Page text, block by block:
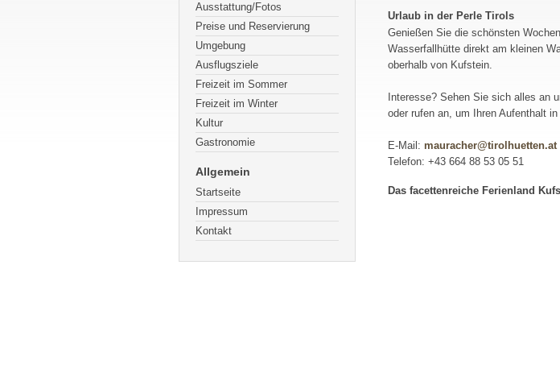
Ausstattung/Fotos
Preise und Reservierung
Umgebung
Ausflugsziele
Freizeit im Sommer
Freizeit im Winter
Kultur
Gastronomie
Allgemein
Startseite
Impressum
Kontakt
Urlaub in der Perle Tirols
Genießen Sie die schönsten
Wasserfallhütte direkt am kleinen
oberhalb von Kufstein.
Interesse? Sehen Sie sich alles an
oder rufen an, um Ihren Aufenthalt
E-Mail: mauracher@tirolhuetten.at
Telefon: +43 664 88 53 05 51
Das facettenreiche Ferienland